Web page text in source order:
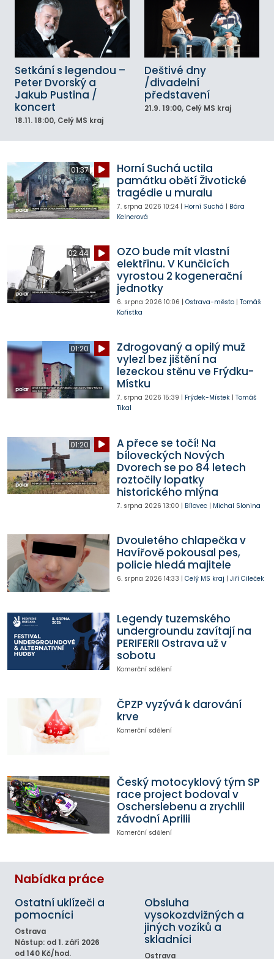
Setkání s legendou –
Peter Dvorský a
Jakub Pustina /
koncert
18.11. 18:00, Celý MS kraj
Deštivé dny
/divadelní
představení
21.9. 19:00, Celý MS kraj
01:37
Horní Suchá uctila
památku obětí Životické
tragédie u muralu
7. srpna 2026 10:24| Horní Suchá | Bára
Kelnerová
02:44
OZO bude mít vlastní
elektřinu. V Kunčicích
vyrostou 2 kogenerační
jednotky
6. srpna 2026 10:06 | Ostrava-město| Tomáš
Kořistka
01:20
Zdrogovaný a opilý muž
vylezl bez jištění na
lezeckou stěnu ve Frýdku-
Místku
7. srpna 2026 15:39 | Frýdek-Místek| Tomáš
Tikal
01:20
A přece se točí! Na
bíloveckých Nových
Dvorech se po 84 letech
roztočily lopatky
historického mlýna
7. srpna 2026 13:00 | Bílovec| Michal Slonina
Dvouletého chlapečka v
Havířově pokousal pes,
policie hledá majitele
6. srpna 2026 14:33 | Celý MS kraj | Jiří Cileček
Legendy tuzemského
undergroundu zavítají na
PERIFERII Ostrava už v
sobotu
Komerční sdělení
ČPZP vyzývá k darování
krve
Komerční sdělení
Český motocyklový tým SP
race project bodoval v
Oscherslebenu a zrychlil
závodní Aprilii
Komerční sdělení
Nabídka práce
Ostatní uklízeči a
pomocníci
Ostrava
Nástup: od 1. září 2026
od 140 Kč/hod.
Obsluha
vysokozdvižných a
jiných vozíků a
skladníci
Ostrava